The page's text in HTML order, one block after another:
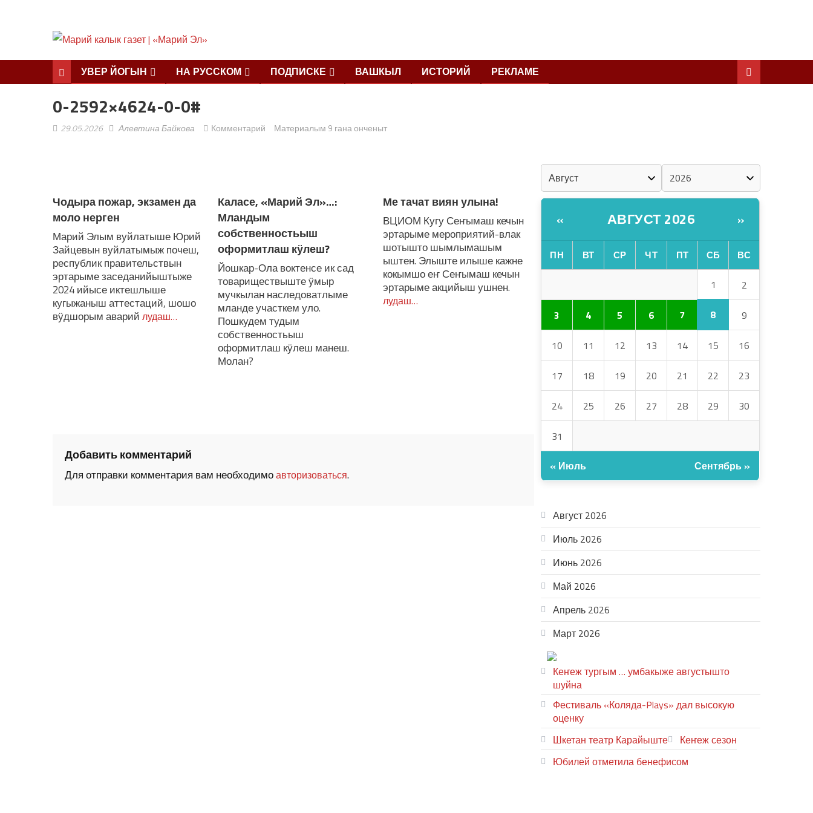
УВЕР ЙОГЫН НА РУССКОМ ПОДПИСКЕ ВАШКЫЛ ИСТОРИЙ РЕКЛАМЕ
0-2592×4624-0-0#
29.05.2026 Алевтина Байкова Комментарий Материалым 9 гана онченыт
Чодыра пожар, экзамен да
моло нерген
Марий Элым вуйлатыше Юрий
Зайцевын вуйлатымыж почеш,
республик правительствын
эртарыме заседанийыштыже
2024 ийысе иктешлыше
кугыжаныш аттестаций, шошо
вӱдшорым аварий лудаш…
Каласе, «Марий Эл»…:
Мландым
собственностьыш
оформитлаш кӱлеш?
Йошкар-Ола воктенсе ик сад
товариществыште ӱмыр
мучкылан наследоватлыме
мланде участкем уло.
Пошкудем тудым
собственностьыш
оформитлаш кӱлеш манеш.
Молан?
Ме тачат виян улына!
ВЦИОМ Кугу Сеҥымаш кечын
эртарыме мероприятий-влак
шотышто шымлымашым
ыштен. Элыште илыше кажне
кокымшо еҥ Сеҥымаш кечын
эртарыме акцийыш ушнен.
лудаш…
Добавить комментарий
Для отправки комментария вам необходимоавторизоваться.
« АВГУСТ 2026 »
ПН ВТ СР ЧТ ПТ СБ ВС
1 2
3 4 5 6 7 8 9
10 11 12 13 14 15 16
17 18 19 20 21 22 23
24 25 26 27 28 29 30
31
« Июль Сентябрь »
Август 2026
Июль 2026
Июнь 2026
Май 2026
Апрель 2026
Март 2026
Кеҥеж тургым … умбакыже августышто
шуйна
Фестиваль «Коляда-Plays» дал высокую
оценку
Шкетан театр Карайыште
Кеҥеж сезон
Юбилей отметила бенефисом